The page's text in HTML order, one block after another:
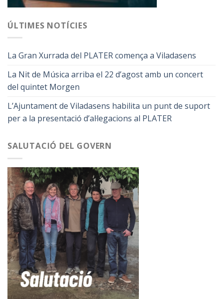
ÚLTIMES NOTÍCIES
La Gran Xurrada del PLATER comença a Viladasens
La Nit de Música arriba el 22 d’agost amb un concert
del quintet Morgen
L’Ajuntament de Viladasens habilita un punt de suport
per a la presentació d’al·legacions al PLATER
SALUTACIÓ DEL GOVERN